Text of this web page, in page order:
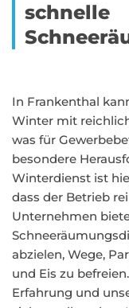
schnelle
In Frankenthal
Winter mit
was für
besondere
Winterdienst ist
dass der Betrieb
Unternehmen
abzielen, Wege,
und Eis zu
Erfahrung und